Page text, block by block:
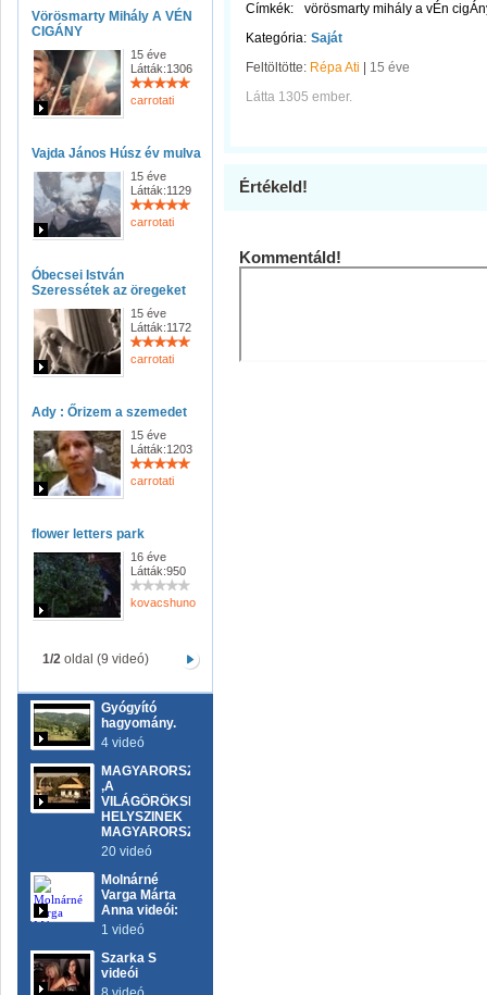
Vörösmarty Mihály A VÉN
CIGÁNY
15 éve
Látták:1306
carrotati
Vajda János Húsz év mulva
15 éve
Látták:1129
carrotati
Óbecsei István
Szeressétek az öregeket
15 éve
Látták:1172
carrotati
Ady : Őrizem a szemedet
15 éve
Látták:1203
carrotati
flower letters park
16 éve
Látták:950
kovacshunor
1/2 oldal (9 videó)
Gyógyító
hagyomány.
4 videó
MAGYARORSZÁG
,A
VILÁGÖRÖKSÉG
HELYSZINEK
MAGYARORSZÁGON
20 videó
Molnárné
Varga Márta
Anna videói:
1 videó
Szarka S
videói
Címkék:
vörösmarty mihály a vÉn
Kategória: Saját
Feltöltötte: Répa Ati
15 éve
Látta 1305 ember.
Értékeld!
Kommentáld!